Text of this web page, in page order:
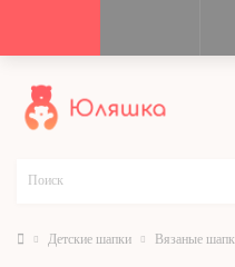
Детские шапки Вязаные